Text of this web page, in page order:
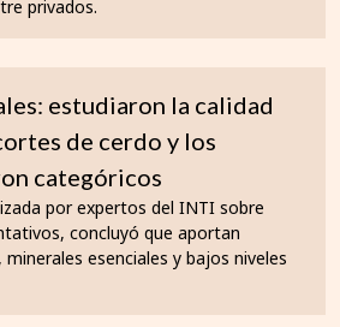
privados.
estudiaron la calidad
de cerdo y los
categóricos
por expertos del INTI sobre
concluyó que aportan
esenciales y bajos niveles